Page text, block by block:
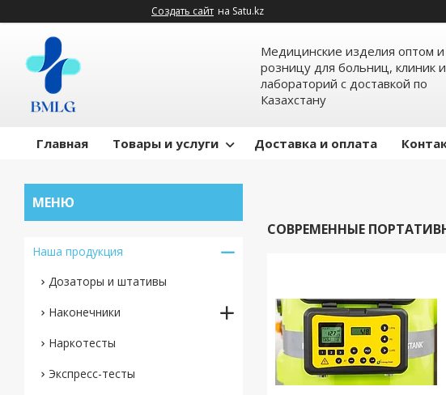
Создать сайт на Satu.kz
Медицинские изделия оптом и
розницу для больниц, клиник и
лабораторий с доставкой по
Казахстану
Главная Товары и услуги Доставка и оплата
СОВРЕМЕННЫЕ
Наша продукция
Дозаторы и штативы
Наконечники
Наркотесты
Экспресс-тесты